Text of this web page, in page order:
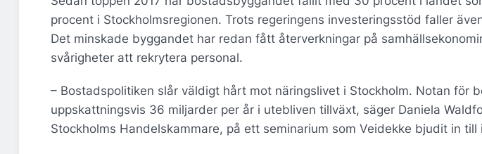
procent i Stockholmsregionen. Trots regeringens investeringsstöd faller
Det minskade byggandet har redan fått återverkningar på
svårigheter att rekrytera personal.
– Bostadspolitiken slår väldigt hårt mot näringslivet i Stockholm. Notan för
uppskattningsvis 36 miljarder per år i utebliven tillväxt, säger Daniela
Stockholms Handelskammare, på ett seminarium som Veidekke bjudit in